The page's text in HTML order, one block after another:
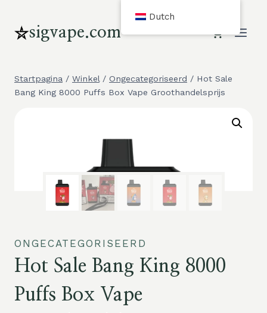
naar sigvape.com
Startpagina / Winkel / Ongecategoriseerd / Hot Sale
Bang King 8000 Puffs Box Vape Groothandelsprijs
ONGECATEGORISEERD
Hot Sale Bang King 8000
Puffs Box Vape
Dutch